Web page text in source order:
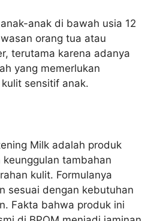
anak di bawah usia 12
orang tua atau
terutama karena adanya
yang memerlukan
sensitif anak.
Milk adalah produk
tambahan
kulit. Formulanya
sesuai dengan kebutuhan
Fakta bahwa produk ini